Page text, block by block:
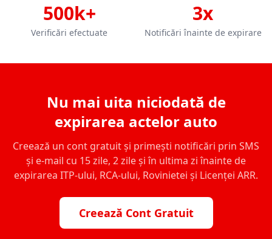
500k+
Verificări efectuate
3x
Notificări înainte de expirare
Nu mai uita niciodată de
expirarea actelor auto
Creează un cont gratuit și primești notificări prin SMS
și e-mail cu 15 zile, 2 zile și în ultima zi înainte de
expirarea ITP-ului, RCA-ului, Rovinietei și Licenței ARR.
Creează Cont Gratuit